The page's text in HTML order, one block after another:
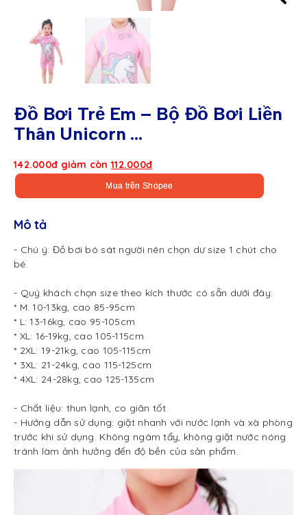
Đồ Bơi Trẻ Em – Bộ Đồ Bơi Liền
Thân Unicorn ...
142.000đ giảm còn112.000đ
Mua trên Shopee
Mô tả
- Chú ý: Đồ bơi bó sát người nên chọn dư size 1 chút cho
bé.
- Quý khách chọn size theo kích thước có sẵn dưới đây:
* M: 10-13kg, cao 85-95cm
* L: 13-16kg, cao 95-105cm
* XL: 16-19kg, cao 105-115cm
* 2XL: 19-21kg, cao 105-115cm
* 3XL: 21-24kg, cao 115-125cm
* 4XL: 24-28kg, cao 125-135cm
- Chất liệu: thun lạnh, co giãn tốt
- Hướng dẫn sử dụng: giặt nhanh với nước lạnh và xà phòng
trước khi sử dụng. Không ngâm tẩy, không giặt nước nóng
tránh làm ảnh hưởng đến độ bền của sản phẩm.